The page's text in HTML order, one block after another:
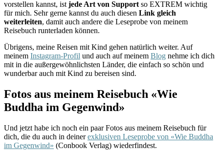
vorstellen kannst, ist jede Art von Support so EXTREM wichtig
für mich. Sehr gerne kannst du auch diesen Link gleich
weiterleiten, damit auch andere die Leseprobe von meinem
Reisebuch runterladen können.
Übrigens, meine Reisen mit Kind gehen natürlich weiter. Auf
meinem Instagram-Profil und auch auf meinem Blog nehme ich dich
mit in die außergewöhnlichsten Länder, die einfach so schön und
wunderbar auch mit Kind zu bereisen sind.
Fotos aus meinem Reisebuch «Wie
Buddha im Gegenwind»
Und jetzt habe ich noch ein paar Fotos aus meinem Reisebuch für
dich, die du auch in deinerexklusiven Leseprobe von «Wie Buddha
im Gegenwind» (Conbook Verlag) wiederfindest.